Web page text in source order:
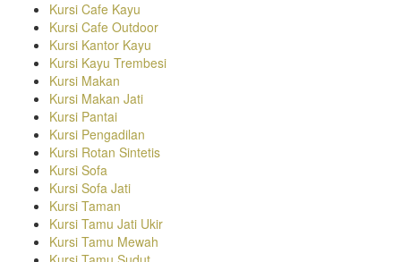
Kursi Cafe Kayu
Kursi Cafe Outdoor
Kursi Kantor Kayu
Kursi Kayu Trembesi
Kursi Makan
Kursi Makan Jati
Kursi Pantai
Kursi Pengadilan
Kursi Rotan Sintetis
Kursi Sofa
Kursi Sofa Jati
Kursi Taman
Kursi Tamu Jati Ukir
Kursi Tamu Mewah